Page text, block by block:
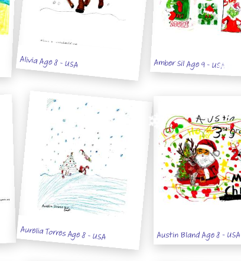
Alivia Age 8 - USA Amber Sil Age 9 - USA
Aurelia Torres Age 8 - USA Austin Bland Age 8 - USA